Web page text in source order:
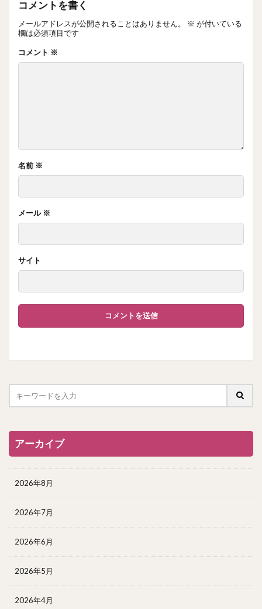
コメントを書く
メールアドレスが公開されることはありません。 ※ が付いている
欄は必須項目です
コメント ※
名前 ※
メール ※
サイト
アーカイブ
2026年8月
2026年7月
2026年6月
2026年5月
2026年4月